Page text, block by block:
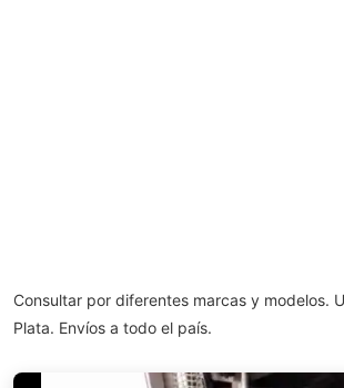
Consultar por diferentes marcas y modelos.
Plata. Envíos a todo el país.